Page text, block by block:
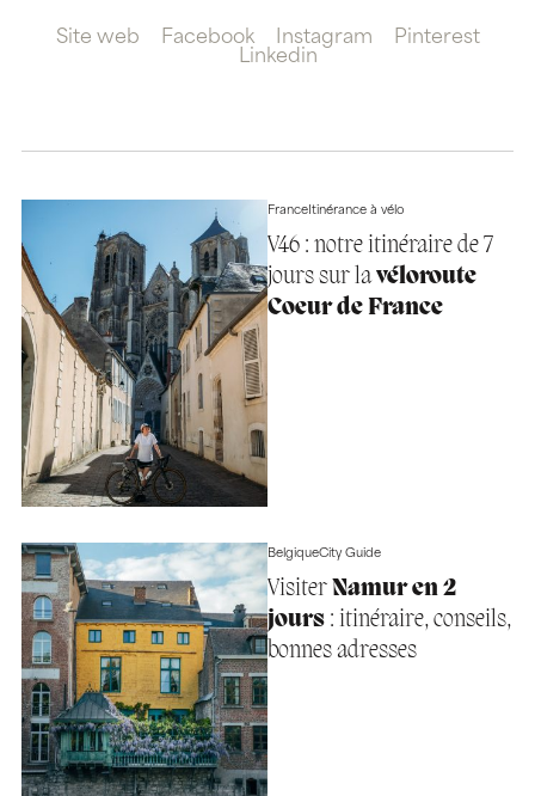
Site web Facebook Instagram
Pinterest
Linkedin
FranceItinérance à vélo
V46 : notre itinéraire de 7
jours sur lavéloroute
Coeur de France
BelgiqueCity Guide
Visiter Namur en 2
jours: itinéraire, conseils,
bonnes adresses